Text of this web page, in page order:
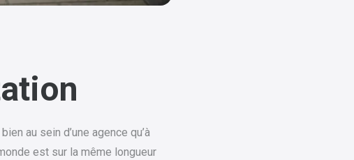
au sein d’une agence qu’à
est sur la même longueur